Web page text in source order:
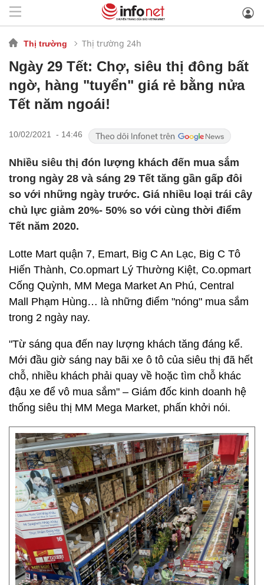
Thị trường Thị trường 24h
Ngày 29 Tết: Chợ, siêu thị đông bất
ngờ, hàng "tuyển" giá rẻ bằng nửa
Tết năm ngoái!
10/02/2021 - 14:46
Nhiều siêu thị đón lượng khách đến mua sắm
trong ngày 28 và sáng 29 Tết tăng gần gấp đôi
so với những ngày trước. Giá nhiều loại trái cây
chủ lực giảm 20%- 50% so với cùng thời điểm
Tết năm 2020.
Lotte Mart quận 7, Emart, Big C An Lạc, Big C Tô
Hiến Thành, Co.opmart Lý Thường Kiệt, Co.opmart
Cống Quỳnh, MM Mega Market An Phú, Central
Mall Phạm Hùng… là những điểm "nóng" mua sắm
trong 2 ngày nay.
"Từ sáng qua đến nay lượng khách tăng đáng kể.
Mới đầu giờ sáng nay bãi xe ô tô của siêu thị đã hết
chỗ, nhiều khách phải quay về hoặc tìm chỗ khác
đậu xe để vô mua sắm" – Giám đốc kinh doanh hệ
thống siêu thị MM Mega Market, phấn khởi nói.